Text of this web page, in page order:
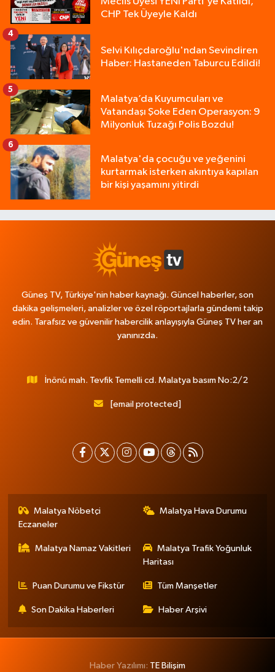
CHP Tek Üyeyle Kaldı
Selvi Kılıçdaroğlu'ndan Sevindiren
Haber: Hastaneden Taburcu Edildi!
4
Malatya’da Kuyumcuları ve
Vatandaşı Şoke Eden Operasyon: 9
Milyonluk Tuzağı Polis Bozdu!
5
Malatya'da çocuğu ve yeğenini
kurtarmak isterken akıntıya kapılan
bir kişi yaşamını yitirdi
6
Güneş TV, Türkiye'nin haber kaynağı. Güncel haberler, son
dakika gelişmeleri, analizler ve özel röportajlarla gündemi takip
edin. Tarafsız ve güvenilir habercilik anlayışıyla Güneş TV her an
yanınızda.
İnönü mah. Tevfik Temelli cd. Malatya basım No:2/2
[email protected]
Malatya Nöbetçi
Eczaneler
Malatya Hava Durumu
Malatya Namaz Vakitleri
Malatya Trafik Yoğunluk
Haritası
Puan Durumu ve Fikstür Tüm Manşetler
Son Dakika Haberleri Haber Arşivi
Haber Yazılımı: TE Bilişim